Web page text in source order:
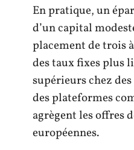
En pratique, un
d’un capital
placement de trois
des taux fixes plus
supérieurs chez
des plateformes
agrègent les offres
européennes.